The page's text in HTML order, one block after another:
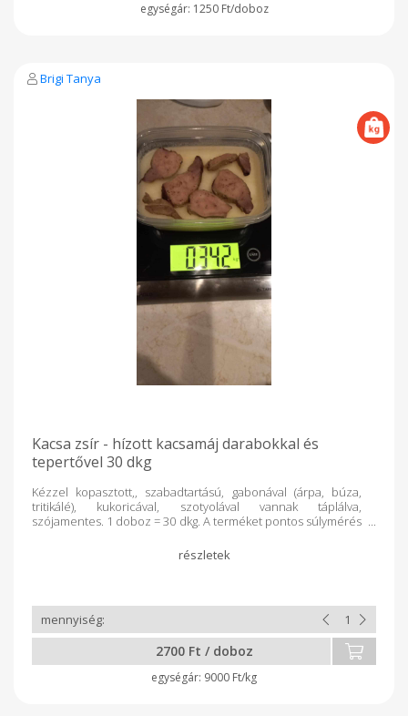
1250 Ft/doboz
Brigi Tanya
Kacsa zsír - hízott kacsamáj darabokkal és
tepertővel 30 dkg
Kézzel kopasztott,, szabadtartású, gabonával (árpa, búza,
tritikálé), kukoricával, szotyolával vannak táplálva,
szójamentes. 1 doboz = 30 dkg. A terméket pontos súlymérés
2700 Ft / doboz
9000 Ft/kg